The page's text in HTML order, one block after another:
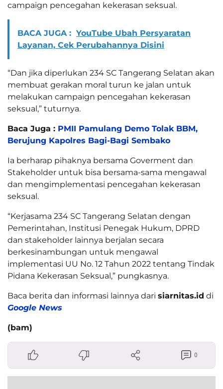
campaign pencegahan kekerasan seksual.
BACA JUGA : YouTube Ubah Persyaratan
Layanan, Cek Perubahannya Disini
“Dan jika diperlukan 234 SC Tangerang Selatan akan
membuat gerakan moral turun ke jalan untuk
melakukan campaign pencegahan kekerasan
seksual,” tuturnya.
Baca Juga : PMII Pamulang Demo Tolak BBM,
Berujung Kapolres Bagi-Bagi Sembako
Ia berharap pihaknya bersama Goverment dan
Stakeholder untuk bisa bersama-sama mengawal
dan mengimplementasi pencegahan kekerasan
seksual.
“Kerjasama 234 SC Tangerang Selatan dengan
Pemerintahan, Institusi Penegak Hukum, DPRD
dan stakeholder lainnya berjalan secara
berkesinambungan untuk mengawal
implementasi UU No. 12 Tahun 2022 tentang Tindak
Pidana Kekerasan Seksual,” pungkasnya.
Baca berita dan informasi lainnya dari siarnitas.id di
Google News
(bam)
0